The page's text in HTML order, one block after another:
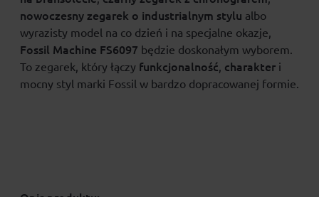
nowoczesny zegarek o industrialnym stylu albo
wyrazisty model na co dzień i na specjalne okazje,
Fossil Machine FS6097 będzie doskonałym wyborem.
To zegarek, który łączy funkcjonalność, charakter i
mocny styl marki Fossil w bardzo dopracowanej formie.